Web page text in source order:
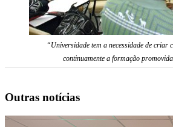
“Universidade tem a necessidade de criar
continuamente a formação
Outras notícias